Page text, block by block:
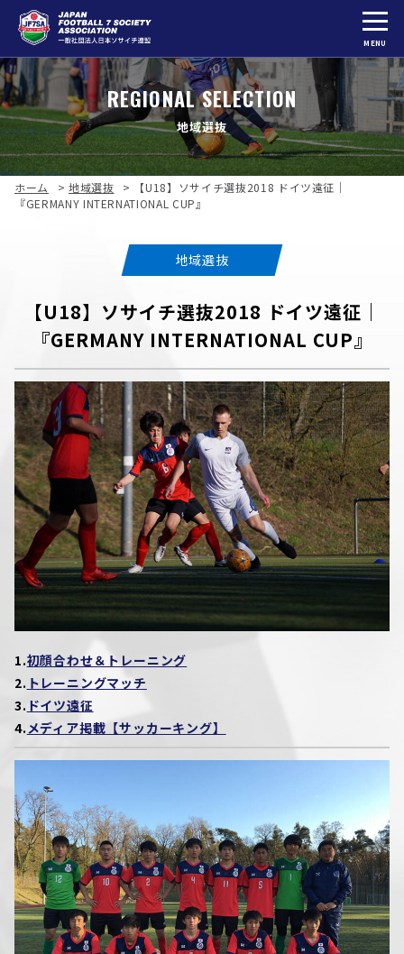
MENU
REGIONAL SELECTION
地域選抜
ホーム > 地域選抜 >
【U18】ソサイチ選抜2018 ドイツ遠征｜
『GERMANY INTERNATIONAL CUP』
地域選抜
【U18】ソサイチ選抜2018 ドイツ遠征｜
『GERMANY INTERNATIONAL CUP』
1.初顔合わせ＆トレーニング
2. トレーニングマッチ
3. ドイツ遠征
4. メディア掲載【サッカーキング】